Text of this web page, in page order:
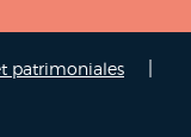
patrimoniales